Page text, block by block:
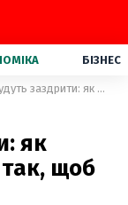
БІЗНЕС
Сусіди будуть заздрити: як посадити хризантеми так, щоб квітнули аж до зими
як
щоб